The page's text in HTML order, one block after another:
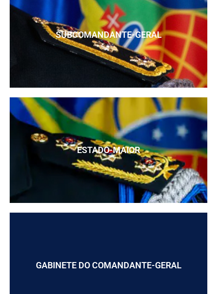
SUBCOMANDANTE-GERAL
ESTADO-MAIOR
GABINETE DO COMANDANTE-GERAL